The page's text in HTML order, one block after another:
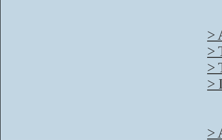
>
>
>
>
>